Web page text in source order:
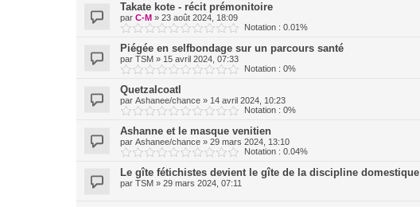
Takate kote - récit prémonitoire
par C-M » 23 août 2024, 18:09
Notation : 0.01%
Piégée en selfbondage sur un parcours santé
par TSM » 15 avril 2024, 07:33
Notation : 0%
Quetzalcoatl
par Ashanee/chance » 14 avril 2024, 10:23
Notation : 0%
Ashanne et le masque venitien
par Ashanee/chance » 29 mars 2024, 13:10
Notation : 0.04%
Le gîte fétichistes devient le gîte de la discipline domestique
par TSM » 29 mars 2024, 07:11